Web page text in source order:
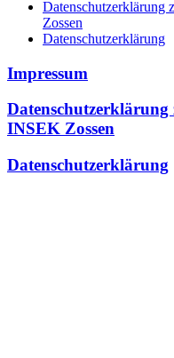
Datenschutzerklärung
Zossen
Datenschutzerklärung
Impressum
INSEK Zossen
Datenschutzerklärung